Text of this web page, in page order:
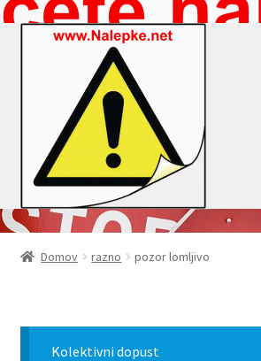
Nalepke.net – Trgovina
Zaključek nakupa
Domov razno pozor lomljivo
Kolektivni dopust